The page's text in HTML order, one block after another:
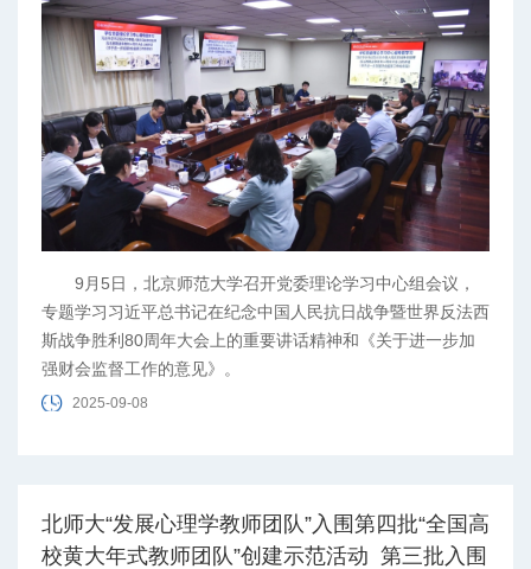
9月5日，北京师范大学召开党委理论学习中心组会议，
专题学习习近平总书记在纪念中国人民抗日战争暨世界反法西
斯战争胜利80周年大会上的重要讲话精神和《关于进一步加
强财会监督工作的意见》。
2025-09-08
北师大“发展心理学教师团队”入围第四批“全国高
校黄大年式教师团队”创建示范活动 第三批入围